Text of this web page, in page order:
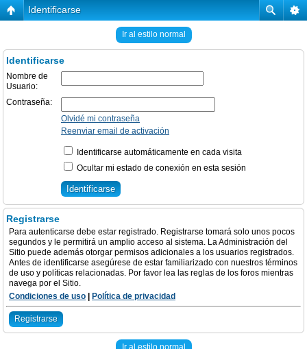
Identificarse
Ir al estilo normal
Identificarse
Nombre de
Usuario:
Contraseña:
Olvidé mi contraseña
Reenviar email de activación
Identificarse automáticamente en cada visita
Ocultar mi estado de conexión en esta sesión
Registrarse
Para autenticarse debe estar registrado. Registrarse tomará solo unos pocos
segundos y le permitirá un amplio acceso al sistema. La Administración del
Sitio puede además otorgar permisos adicionales a los usuarios registrados.
Antes de identificarse asegúrese de estar familiarizado con nuestros términos
de uso y políticas relacionadas. Por favor lea las reglas de los foros mientras
navega por el Sitio.
Condiciones de uso
Política de privacidad
Registrarse
Ir al estilo normal